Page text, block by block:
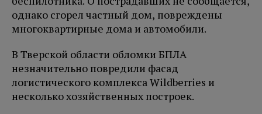
однако сгорел частный дом, повреждены
многоквартирные дома и автомобили.
В Тверской области обломки БПЛА
незначительно повредили фасад
логистического комплекса Wildberries и
несколько хозяйственных построек.